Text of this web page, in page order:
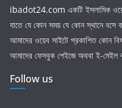
ibadot24.com একটি ইসলামিক
যাতে যে কোন সময় যে কোন স্থানে বসে
আমাদের ওয়েব সাইটে প্রকাশিত কোন
আমাদের ফেসবুক পেইজে অথবা ই-মেইল
Follow us